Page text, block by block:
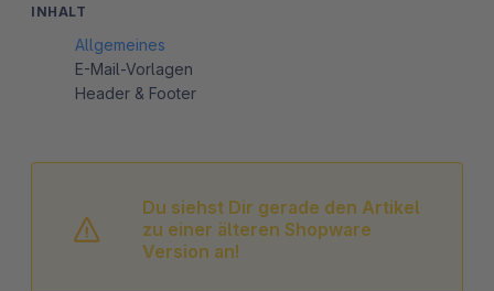
Du siehst Dir gerade den Artikel
zu einer älteren Shopware
Version an!
INHALT
Allgemeines
E-Mail-Vorlagen
Header & Footer